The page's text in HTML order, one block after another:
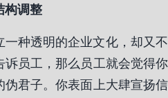
构调整
一种透明的企业文化，却又不
诉员工，那么员工就会觉得你
伪君子。你表面上大肆宣扬信